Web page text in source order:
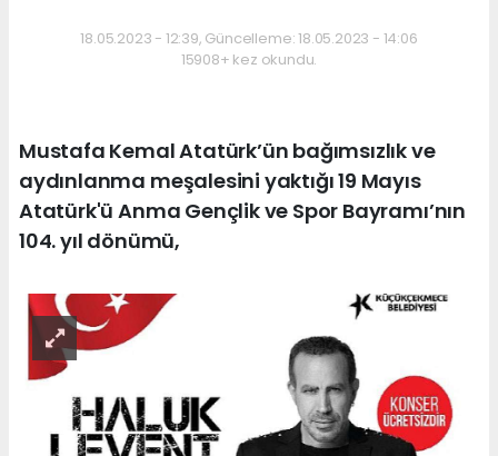
18.05.2023 - 12:39, Güncelleme: 18.05.2023 - 14:06
15908+ kez okundu.
Mustafa Kemal Atatürk’ün bağımsızlık ve
aydınlanma meşalesini yaktığı 19 Mayıs
Atatürk'ü Anma Gençlik ve Spor Bayramı’nın
104. yıl dönümü,